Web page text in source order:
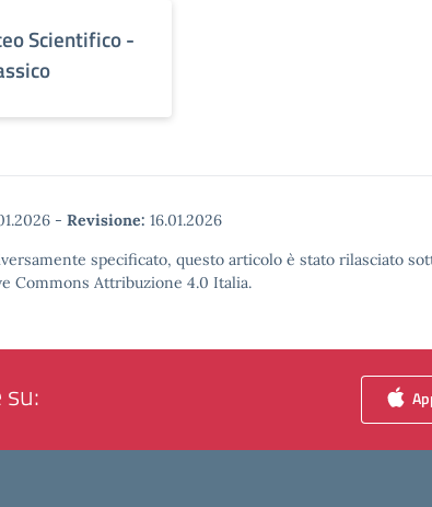
Scientifico -
- Revisione: 16.01.2026
specificato, questo articolo è stato rilasciato
Commons Attribuzione 4.0 Italia.